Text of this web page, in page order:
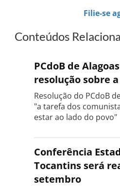
Filie-se
Conteúdos
PCdoB de
resolução sobre
Resolução do PCdoB
"a tarefa dos
estar ao lado do povo"
Conferência
Tocantins será
setembro